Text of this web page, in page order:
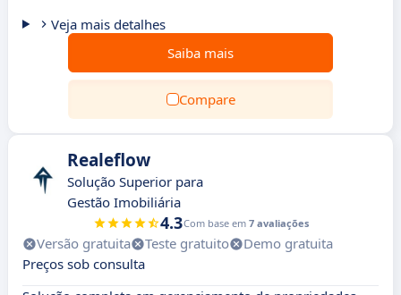
Veja mais detalhes
Saiba mais
Compare
Realeflow
Solução Superior para
Gestão Imobiliária
4.3Com base em 7 avaliações
Versão gratuita Teste gratuito
Demo gratuita
Preços sob consulta